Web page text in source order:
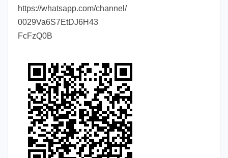
https://whatsapp.com/channel/
0029Va6S7EtDJ6H43
FcFzQ0B